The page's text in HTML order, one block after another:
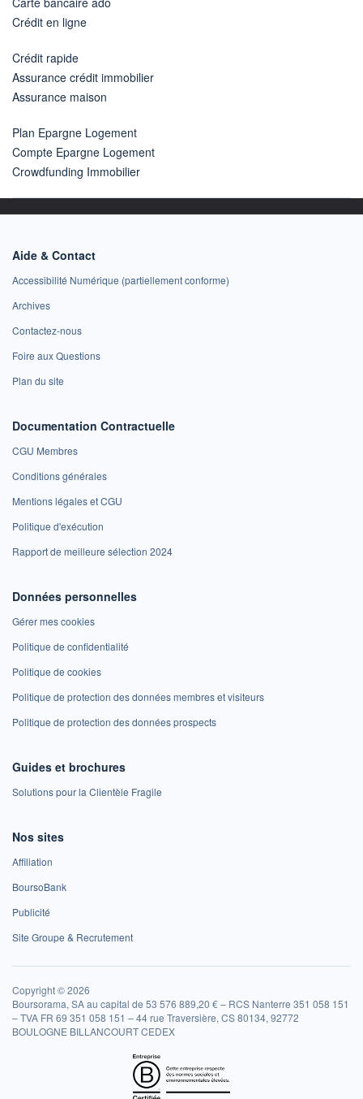
Crédit en ligne
Crédit rapide
Assurance crédit immobilier
Assurance maison
Plan Epargne Logement
Compte Epargne Logement
Crowdfunding Immobilier
Aide & Contact
Accessibilité Numérique (partiellement conforme)
Archives
Contactez-nous
Foire aux Questions
Plan du site
Documentation Contractuelle
CGU Membres
Conditions générales
Mentions légales et CGU
Politique d'exécution
Rapport de meilleure sélection 2024
Données personnelles
Gérer mes cookies
Politique de confidentialité
Politique de cookies
Politique de protection des données membres et visiteurs
Politique de protection des données prospects
Guides et brochures
Solutions pour la Clientèle Fragile
Nos sites
Affiliation
BoursoBank
Publicité
Site Groupe & Recrutement
Copyright © 2026
Boursorama, SA au capital de 53 576 889,20 € – RCS Nanterre 351 058 151
– TVA FR 69 351 058 151 – 44 rue Traversière, CS 80134, 92772
BOULOGNE BILLANCOURT CEDEX